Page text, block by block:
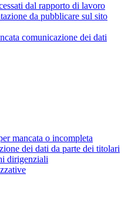
dal rapporto di lavoro
da pubblicare sul sito
comunicazione dei dati
mancata o incompleta
dei dati da parte dei titolari
dirigenziali